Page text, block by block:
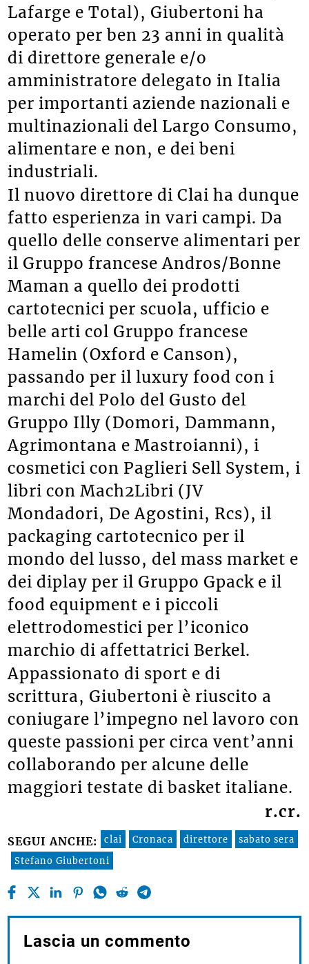
Lafarge e Total), Giubertoni ha
operato per ben 23 anni in qualità
di direttore generale e/o
amministratore delegato in Italia
per importanti aziende nazionali e
multinazionali del Largo Consumo,
alimentare e non, e dei beni
industriali.
Il nuovo direttore di Clai ha dunque
fatto esperienza in vari campi. Da
quello delle conserve alimentari per
il Gruppo francese Andros/Bonne
Maman a quello dei prodotti
cartotecnici per scuola, ufficio e
belle arti col Gruppo francese
Hamelin (Oxford e Canson),
passando per il luxury food con i
marchi del Polo del Gusto del
Gruppo Illy (Domori, Dammann,
Agrimontana e Mastroianni), i
cosmetici con Paglieri Sell System, i
libri con Mach2Libri (JV
Mondadori, De Agostini, Rcs), il
packaging cartotecnico per il
mondo del lusso, del mass market e
dei diplay per il Gruppo Gpack e il
food equipment e i piccoli
elettrodomestici per l’iconico
marchio di affettatrici Berkel.
Appassionato di sport e di
scrittura, Giubertoni è riuscito a
coniugare l’impegno nel lavoro con
queste passioni per circa vent’anni
collaborando per alcune delle
maggiori testate di basket italiane.
r.cr.
SEGUI ANCHE: clai Cronaca direttore
sabato sera
Stefano Giubertoni
Lascia un commento